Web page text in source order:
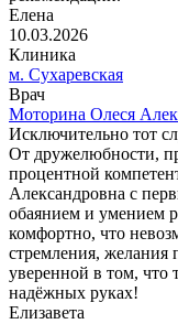
Елена
10.03.2026
Клиника
м. Сухаревская
Врач
Моторина Олеся
Исключительно тот
От дружелюбности,
процентной
Александровна с
обаянием и умением
комфортно, что
стремления, желания
уверенной в том, что
надёжных руках!
Елизавета